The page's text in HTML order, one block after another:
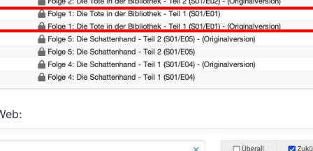
- Teil 2 (S01/E10) - Originalversion
des Senders
video/miss-marple/folge-10-das-geheimnis-der-goldmine-teil-2-s01-